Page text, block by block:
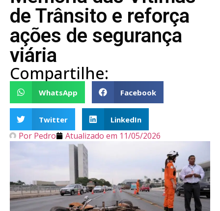
de Trânsito e reforça
ações de segurança
viária
Compartilhe:
WhatsApp Facebook
Twitter LinkedIn
Por Pedro Atualizado em 11/05/2026